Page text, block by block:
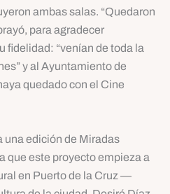
ambas salas. “Quedaron
para agradecer
fidelidad: “venían de toda la
y al Ayuntamiento de
quedado con el Cine
una edición de Miradas
que este proyecto empieza a
en Puerto de la Cruz —